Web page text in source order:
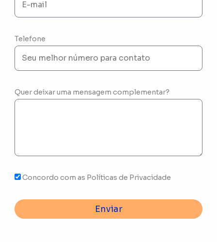
Telefone
Quer deixar uma mensagem complementar?
Concordo com as Políticas de Privacidade
Enviar